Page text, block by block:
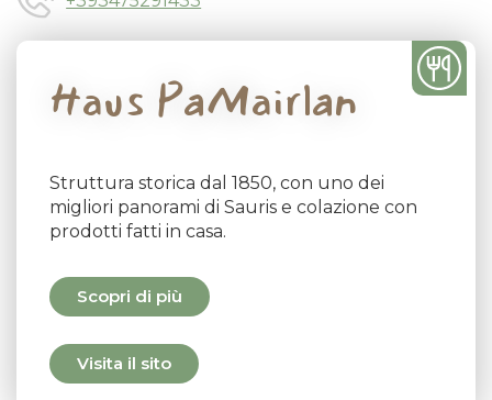
Haus PaMairlan
Struttura storica dal 1850, con uno dei
migliori panorami di Sauris e colazione con
prodotti fatti in casa.
Scopri di più
Visita il sito